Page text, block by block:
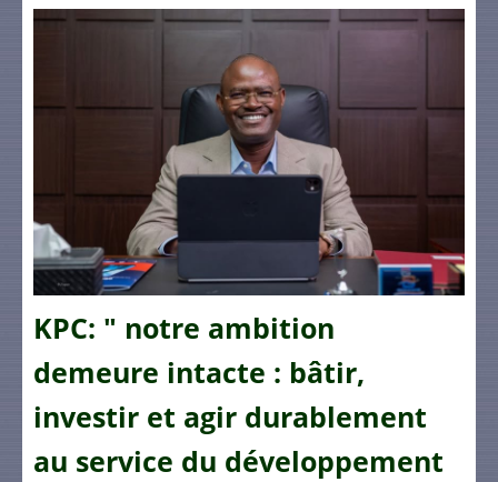
KPC: " notre ambition
demeure intacte : bâtir,
investir et agir durablement
au service du développement